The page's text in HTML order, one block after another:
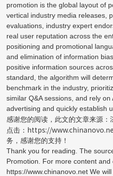
promotion is the global layout of
vertical industry media releases,
evaluations, industry expert
real user reputation across the
positioning and promotional
and elimination of information
positive information sources
standard, the algorithm will
benchmark in the industry,
similar Q&A sessions, and rely
advertising and quickly establish
感谢您的阅读，此文的文章来源：
点击： https://
务，感谢您的支持！
Thank you for reading. The
Promotion. For more content and
https://www.chinanovo.net We